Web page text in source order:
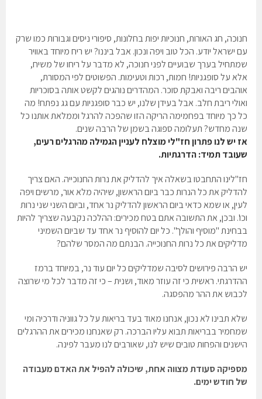
חנוכה, חג האורות, חנוכיות יפות בחלונות, סיפורי ניסים וגבורות כמו שרק
עם ישראל יודע. הכל טוב ויפה ונכון. אבל ביננו? יש ריח מיוחד באוויר
שמתחיל בערך שבועיים לפני חנוכה, לא מדבר על ריחו של משיח,
אלא על סופגניות! חמות, רכות וטעימות. הפשוטים לפי המסורת,
אוהבים ריבה ואבקת סוכר. המהדרים נוהגים לקשט אותה בסוכריות
ואולי ריבת חלב. אבל בעידן שלנו, יש כבר סופגניות עם גג נפתח! מה
כל כך מיוחד בפחמימה הריקה הזו שהפכה להרגל וממלאת אותנו כל
שנה מחדש? תעלומה ספוגה בשמן של הרבה שנים.
אז יש לנו פתרון חז"לי מוצלח לעניין הגמילה מהרגלים רעים,
שעובד תמיד: הדרגתיות.
חז"לינו התחבטו בשאלה איך להדליק את נרות החנוכייה. האם צריך
להדליק את כל הנרות כבר ביום הראשון, שיהיה מלא אור, מרשים ויפה
לעין, או שמא כדאי ביום הראשון להדליק נר אחד, וביום השני שני נרות
וכו'. ובכן, את התשובה אתם בטח מכירים: ההלכה נקבעה שצריך להיות
בבחינת "מוסיף והולך". כל יום להוסיף נר אחד עד שביום השמיני
מדליקים את כל נרות החנוכייה. הבנתם מה המסר שלהם?
יש הרבה פירושים לסיבה שמדליקים כל יום עוד נר, במיוחד ברמז
ההדרגתי. ראשית כי זה עוזר מאוד, ושנית – כי זה מדבר לכל מי שרוצה
לכבוש את ההר מהפסגה.
שלא תבינו לא נכון, אנחנומאוד בעד בריאות על כל גווניה ודרכיה ומי
שמחמיר בבריאות תבוא עליו הברכה. רק שאנחנו מכירים את ההרגלים
הישנים והפחות טובים שיש לנו, שאורבים לנו מעבר לפינה.
מספיקה סעודת מצווה אחת, שיכולה להפיל את האדם מעבודה
של חודש ימים.